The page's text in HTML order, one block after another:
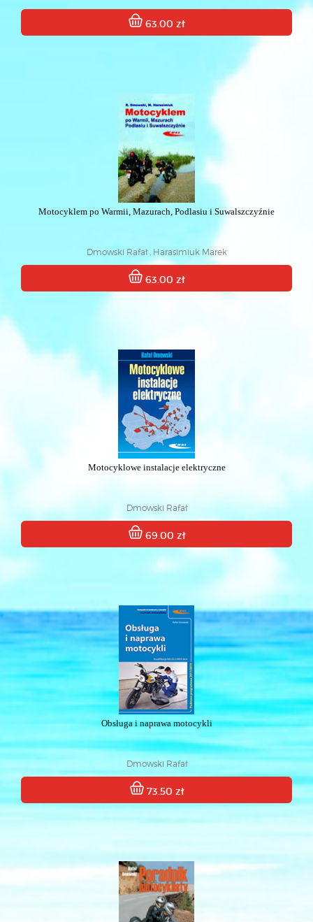
63.00 zł
Motocyklem po Warmii, Mazurach, Podlasiu i Suwalszczyźnie
Dmowski Rafał , Harasimiuk Marek
63.00 zł
Motocyklowe instalacje elektryczne
Dmowski Rafał
69.00 zł
Obsługa i naprawa motocykli
Dmowski Rafał
73.50 zł